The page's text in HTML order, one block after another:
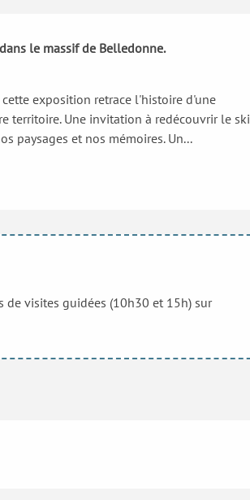
le massif de Belledonne.
exposition retrace l'histoire d'une
territoire. Une invitation à redécouvrir le ski
paysages et nos mémoires. Un...
de visites guidées (10h30 et 15h) sur